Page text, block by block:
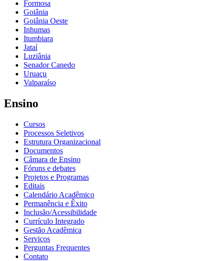
Formosa
Goiânia
Goiânia Oeste
Inhumas
Itumbiara
Jataí
Luziânia
Senador Canedo
Uruaçu
Valparaíso
Ensino
Cursos
Processos Seletivos
Estrutura Organizacional
Documentos
Câmara de Ensino
Fóruns e debates
Projetos e Programas
Editais
Calendário Acadêmico
Permanência e Êxito
Inclusão/Acessibilidade
Currículo Integrado
Gestão Acadêmica
Serviços
Perguntas Frequentes
Contato